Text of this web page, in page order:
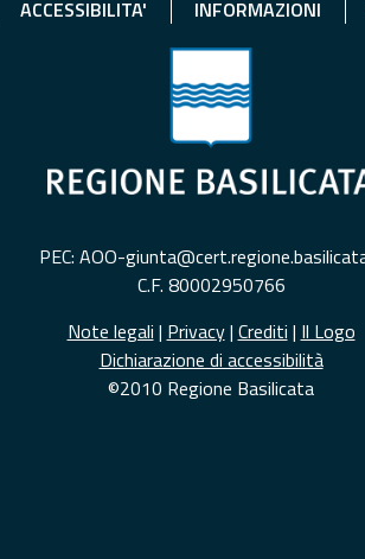
ACCESSIBILITA' INFORMAZIONI
PEC: AOO-
C.F. 80002950766
Note legali | Privacy| Crediti | Il Logo
Dichiarazione di accessibilità
©2010 Regione Basilicata